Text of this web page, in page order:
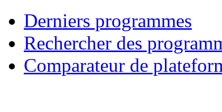
Derniers programmes
Rechercher des
Comparateur de